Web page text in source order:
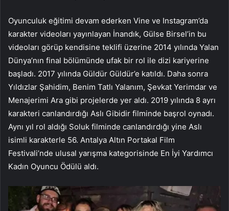
Oyunculuk eğitimi devam ederken Vine ve Instagram’da
karakter videoları yayınlayan İnandık, Gülse Birsel’in bu
videoları görüp kendisine teklifi üzerine 2014 yılında Yalan
Dünya’nın final bölümünde ufak bir rol ile dizi kariyerine
başladı. 2017 yılında Güldür Güldür’e katıldı. Daha sonra
Yıldızlar Şahidim, Benim Tatlı Yalanım, Şevkat Yerimdar ve
Menajerimi Ara gibi projelerde yer aldı. 2019 yılında 8 ayrı
karakteri canlandırdığı Aslı Gibidir filminde başrol oynadı.
Aynı yıl rol aldığı Soluk filminde canlandırdığı yine Aslı
isimli karakterle 56. Antalya Altın Portakal Film
Festivali’nde ulusal yarışma kategorisinde En İyi Yardımcı
Kadın Oyuncu Ödülü aldı.